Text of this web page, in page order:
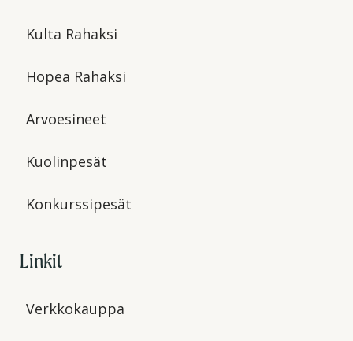
Kulta Rahaksi
Hopea Rahaksi
Arvoesineet
Kuolinpesät
Konkurssipesät
Linkit
Verkkokauppa